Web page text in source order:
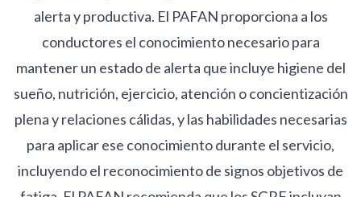
alerta y productiva. El PAFAN proporciona a los
conductores el conocimiento necesario para
mantener un estado de alerta que incluye higiene del
sueño, nutrición, ejercicio, atención o concientización
plena y relaciones cálidas, y las habilidades necesarias
para aplicar ese conocimiento durante el servicio,
incluyendo el reconocimiento de signos objetivos de